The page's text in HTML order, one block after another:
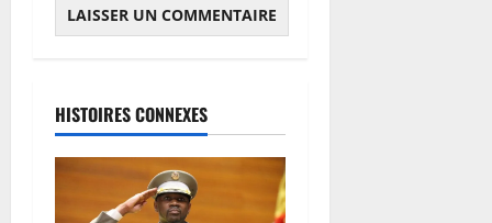
HISTOIRES CONNEXES